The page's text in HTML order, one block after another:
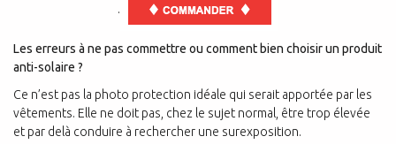
.
Les erreurs à ne pas commettre ou comment bien choisir un produit
anti-solaire ?
Ce n’est pas la photo protection idéale qui serait apportée par les
vêtements. Elle ne doit pas, chez le sujet normal, être trop élevée
et par delà conduire à rechercher une surexposition.